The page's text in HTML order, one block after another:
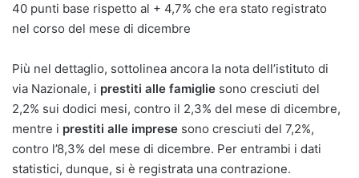
40 punti base rispetto al + 4,7% che era stato registrato
nel corso del mese di dicembre
Più nel dettaglio, sottolinea ancora la nota dell’istituto di
via Nazionale, i prestiti alle famiglie sono cresciuti del
2,2% sui dodici mesi, contro il 2,3% del mese di dicembre,
mentre i prestiti alle imprese sono cresciuti del 7,2%,
contro l’8,3% del mese di dicembre. Per entrambi i dati
statistici, dunque, si è registrata una contrazione.